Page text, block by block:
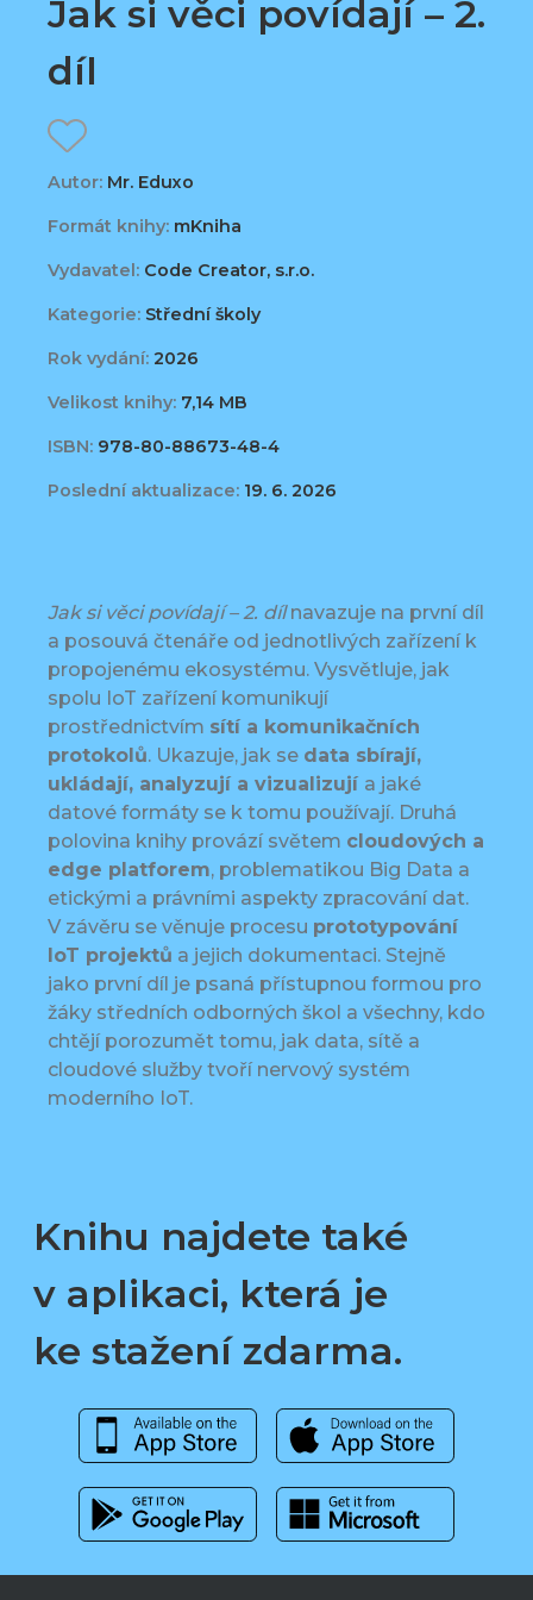
Jak si věci povídají – 2.
díl
Autor: Mr. Eduxo
Formát knihy: mKniha
Vydavatel: Code Creator, s.r.o.
Kategorie: Střední školy
Rok vydání: 2026
Velikost knihy: 7,14 MB
ISBN: 978-80-88673-48-4
Poslední aktualizace: 19. 6. 2026
Jak si věci povídají – 2. dílnavazuje na první díl
a posouvá čtenáře od jednotlivých zařízení k
propojenému ekosystému. Vysvětluje, jak
spolu IoT zařízení komunikují
prostřednictvím sítí a komunikačních
protokolů. Ukazuje, jak se data sbírají,
ukládají, analyzují a vizualizují a jaké
datové formáty se k tomu používají. Druhá
polovina knihy provází světem cloudových a
edge platforem, problematikou Big Data a
etickými a právními aspekty zpracování dat.
V závěru se věnuje procesu prototypování
IoT projektů a jejich dokumentaci. Stejně
jako první díl je psaná přístupnou formou pro
žáky středních odborných škol a všechny, kdo
chtějí porozumět tomu, jak data, sítě a
cloudové služby tvoří nervový systém
moderního IoT.
Knihu najdete také
v aplikaci, která je
ke stažení zdarma.